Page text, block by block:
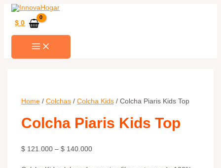
contenido
$ 0
MAIN
MENU
Home/ Colchas/ Colcha Kids/ Colcha Piaris Kids Top
Colcha Piaris Kids Top
$121.000– $140.000